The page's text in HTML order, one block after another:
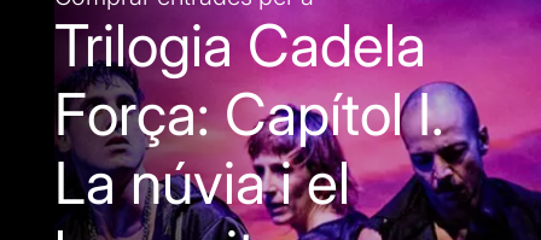
Trilogia Cadela
Força: Capítol I.
La núvia i el